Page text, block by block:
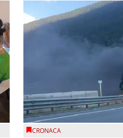
CRONACA